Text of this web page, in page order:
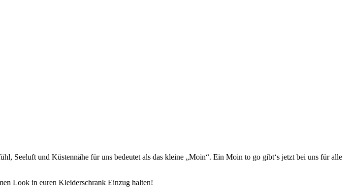
Seeluft und Küstennähe für uns bedeutet als das kleine „Moin“. Ein Moin to go gibt‘s jetzt bei uns für alle
Look in euren Kleiderschrank Einzug halten!